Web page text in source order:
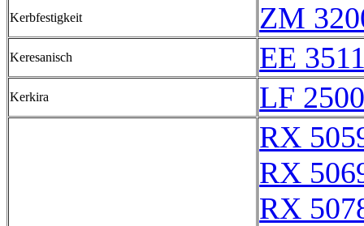
Kerbfestigkeit ZM
Keresanisch EE
Kerkira
LF 2500
RX
RX
RX